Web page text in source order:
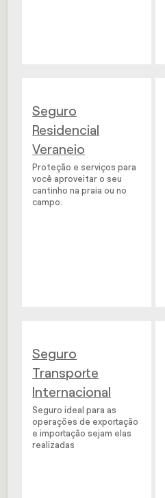
Seguro
Residencial
Veraneio
Proteção e serviços para
você aproveitar o seu
cantinho na praia ou no
campo.
Seguro
Transporte
Internacional
Seguro ideal para as
operações de exportação
e importação sejam elas
realizadas